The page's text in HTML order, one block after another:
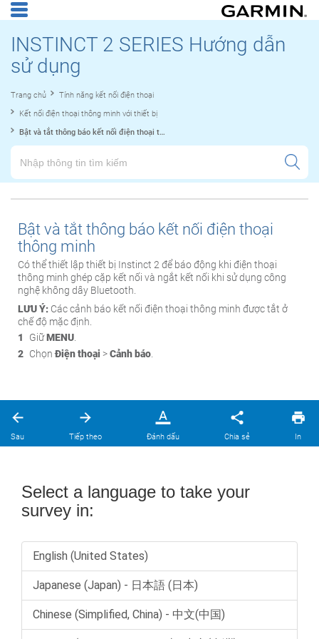
INSTINCT 2 SERIES Hướng dẫn
sử dụng
Trang chủ
Tính năng kết nối điện thoại
Kết nối điện thoại thông minh với thiết bị
Bật và tắt thông báo kết nối điện thoại thông minh
Bật và tắt thông báo kết nối điện thoại
thông minh
Có thể thiết lập thiết bị Instinct 2 để báo động khi điện thoại
thông minh ghép cặp kết nối và ngắt kết nối khi sử dụng công
nghệ không dây Bluetooth.
LƯU Ý: Các cảnh báo kết nối điện thoại thông minh được tắt ở
chế độ mặc định.
GiữMENU
ChọnĐiện thoại >Cảnh báo
Sau Tiếp theo Đánh dấu Chia sẻ In